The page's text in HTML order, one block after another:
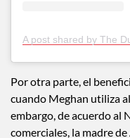
Por otra parte, el
cuando Meghan utiliza
embargo, de acuerdo al